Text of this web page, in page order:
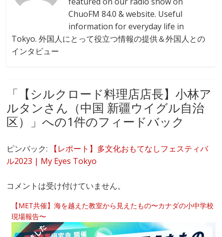
ChuoFM 84.0 & website. Useful
information for everyday life in
Tokyo. 外国人にとって役立つ情報の提供＆外国人との
インタビュー
「 【シルクロード料理店店長】小林ア
ルタンさん（中国 新疆ウイグル自治
区）
」への1件のフィードバック
ピンバック:
【レポート】多文化おもてなしフェスティバ
ル2023 | My Eyes Tokyo
コメントは受け付けていません。
【MET共催】海を越えた教室から見えたもの〜カナダの小中学校
現場報告〜